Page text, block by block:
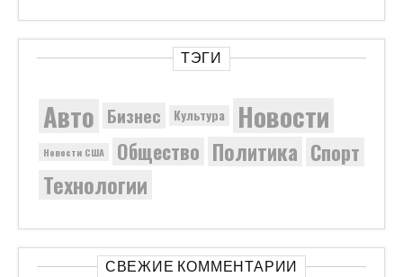
ТЭГИ
Авто Бизнес Культура Новости
Новости США Общество Политика Спорт
Технологии
СВЕЖИЕ КОММЕНТАРИИ